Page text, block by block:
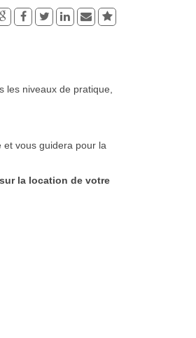
les niveaux de pratique,
vous guidera pour la
sur la location de votre